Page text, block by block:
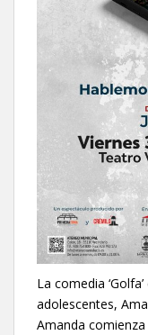
La comedia
adolescentes,
Amanda